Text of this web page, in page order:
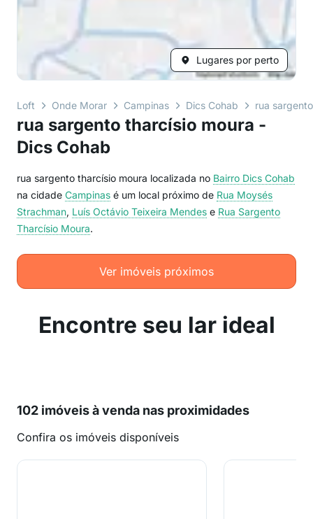
Lugares por perto
Loft Onde Morar Campinas Dics Cohab rua
rua sargento tharcísio moura -
Dics Cohab
rua sargento tharcísio moura localizada no Bairro Dics Cohab
na cidade Campinas é um local próximo de Rua Moysés
Strachman, Luís Octávio Teixeira Mendes e Rua Sargento
Tharcísio Moura.
Ver imóveis próximos
Encontre seu lar ideal
102 imóveis à venda nas proximidades
Confira os imóveis disponíveis